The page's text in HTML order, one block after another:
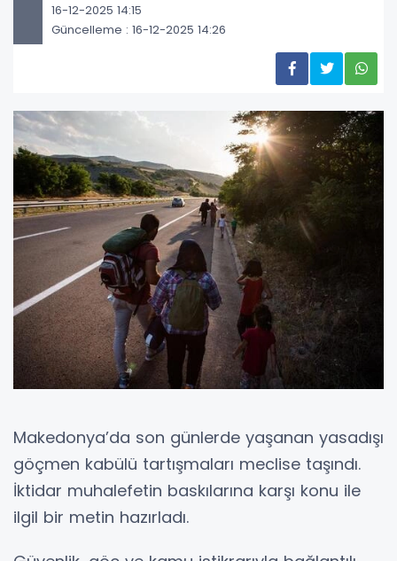
16-12-2025 14:15
Güncelleme : 16-12-2025 14:26
Makedonya’da son günlerde yaşanan yasadışı
göçmen kabülü tartışmaları meclise taşındı.
İktidar muhalefetin baskılarına karşı konu ile
ilgil bir metin hazırladı.